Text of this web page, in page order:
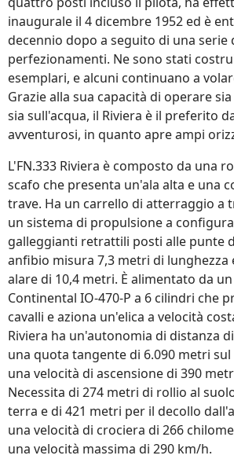
inaugurale il 4 dicembre 1952 ed è
decennio dopo a seguito di una serie
perfezionamenti. Ne sono stati
esemplari, e alcuni continuano a
Grazie alla sua capacità di operare
sia sull'acqua, il Riviera è il preferito
avventurosi, in quanto apre ampi
L'FN.333 Riviera è composto da una
scafo che presenta un'ala alta e una
trave. Ha un carrello di atterraggio a
un sistema di propulsione a
galleggianti retrattili posti alle punte
anfibio misura 7,3 metri di lunghezza
alare di 10,4 metri. È alimentato da
Continental IO-470-P a 6 cilindri che
cavalli e aziona un'elica a velocità
Riviera ha un'autonomia di distanza
una quota tangente di 6.090 metri
una velocità di ascensione di 390
Necessita di 274 metri di rollio al
terra e di 421 metri per il decollo
una velocità di crociera di 266
una velocità massima di 290 km/h.